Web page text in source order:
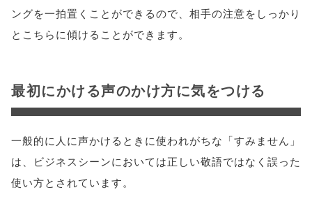
ングを一拍置くことができるので、相手の注意をしっかり
とこちらに傾けることができます。
最初にかける声のかけ方に気をつける
一般的に人に声かけるときに使われがちな「すみません」
は、ビジネスシーンにおいては正しい敬語ではなく誤った
使い方とされています。